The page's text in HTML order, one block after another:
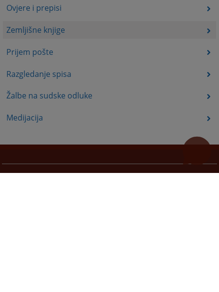
Ovjere i prepisi
Zemljišne knjige
Prijem pošte
Razgledanje spisa
Žalbe na sudske odluke
Medijacija